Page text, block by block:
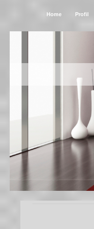
Home Profil